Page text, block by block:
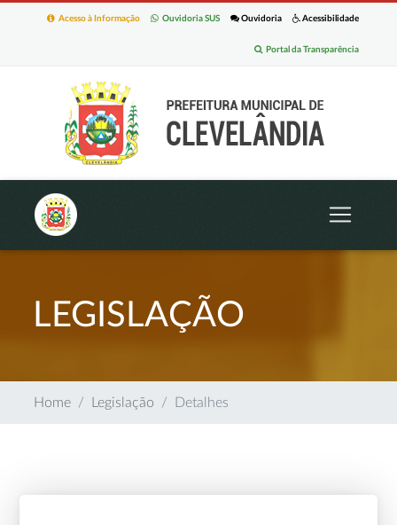
Acessibilidade
Ouvidoria
Ouvidoria SUS
Acesso à Informação
Portal da Transparência
LEGISLAÇÃO
Home Legislação Detalhes